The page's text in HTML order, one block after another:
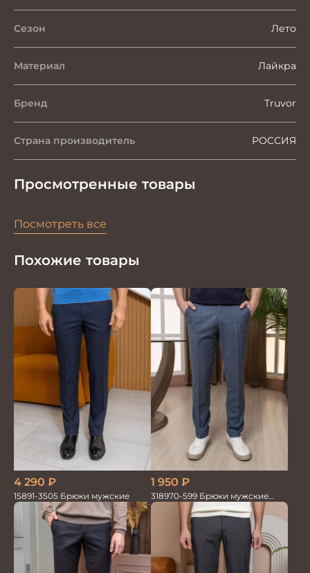
Сезон Лето
Материал Лайкра
Бренд Truvor
Страна производитель РОССИЯ
Просмотренные товары
Посмотреть все
Похожие товары
4 290 ₽
15891-3505 Брюки мужские
1 950 ₽
318970-599 Брюки мужские
серо-голубые